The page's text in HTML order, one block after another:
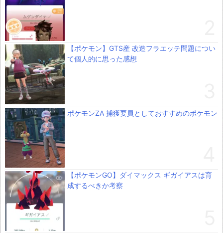
【ポケモン】GTS産 改造フラエッテ問題につい
て個人的に思った感想
ポケモンZA 捕獲要員としておすすめのポケモン
【ポケモンGO】ダイマックス ギガイアスは育
成するべきか考察